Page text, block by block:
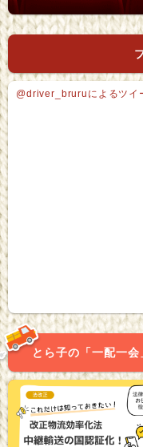
@driver_bruruによるツイ
とら子の「一配一会